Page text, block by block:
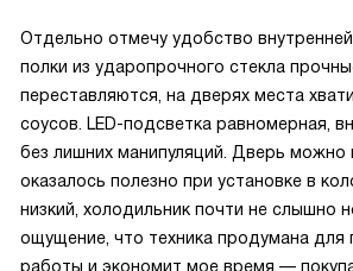
Отдельно отмечу удобство
полки из ударопрочного стекла
переставляются, на дверях места
соусов. LED-подсветка равномерная,
без лишних манипуляций. Дверь можно
оказалось полезно при установке в
низкий, холодильник почти не слышно
ощущение, что техника продумана для
работы и экономит мое время —